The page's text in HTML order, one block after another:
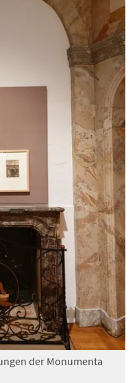
der Monumenta